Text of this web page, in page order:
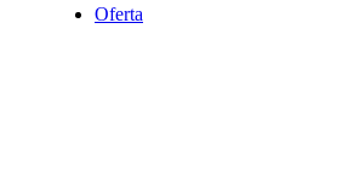
Oferta